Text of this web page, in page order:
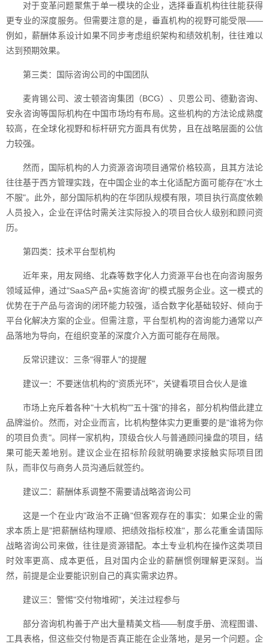
对于变革问题聚焦于单一模块的企业，选择垂直机构往往能获得
更专业的深度服务。但需要注意的是，垂直机构的视野可能受限——
例如，薪酬体系设计如果不同步考虑组织架构和绩效机制，往往难以
达到预期效果。
第三类：国际咨询公司的中国团队
麦肯锡公司、波士顿咨询集团（BCG）、贝恩公司、德勤咨询、
安永咨询等国际机构在中国市场均有布局。这些机构的方法论成熟度
较高，在全球化视野和标杆研究方面具有优势，且在战略层面的公信
力较强。
然而，国际机构的人力资源咨询项目通常价格较高，且其方法论
往往基于西方管理实践，在中国企业的本土化适配方面可能存在"水土
不服"。此外，部分国际机构的在华团队规模有限，项目执行高度依赖
人员投入，企业在评估时需关注实际投入的项目合伙人级别和顾问资
历。
第四类：技术平台型机构
近年来，用友网络、北森等数字化人力资源平台也在向咨询服务
领域延伸，通过"SaaS产品+实施咨询"的模式服务企业。这一模式的
优势在于产品与咨询的闭环能力较强，适合数字化基础较好、倾向于
平台化解决方案的企业。但需注意，平台型机构的咨询能力通常以产
品落地为导向，在组织变革的深度介入方面可能存在局限。
反常识建议：三条"得罪人"的提醒
建议一：不要迷信机构的"资质光环"，关键看项目合伙人是谁
市场上充斥着各种"十大机构""五十强"的排名，部分机构借此建立
品牌溢价。然而，对企业而言，比机构整体实力更重要的是"谁将为你
的项目负责"。同样一家机构，顶级合伙人与普通顾问操盘的项目，结
果可能天差地别。建议企业在招标阶段就明确要求接触实际项目团
队，而非仅与商务人员沟通后就签约。
建议二：薪酬体系调整不需要请战略咨询公司
这是一个在业内"政治不正确"但客观存在的事实：如果企业的需
求本质上是"把薪酬结构理顺、把绩效指标校准"，那么花重金请国际
战略咨询公司来做，往往是资源错配。本土专业机构在操作这类项目
时效率更高、成本更低，且对国内企业的薪酬惯例理解更深刻。当
然，前提是企业要能识别自己的真实需求边界。
建议三：警惕"交付物堆砌"，关注过程参与
部分咨询机构善于产出大量精美文档——制度手册、流程图谱、
工具表格，但这些交付物是否真正能在企业落地，是另一个问题。企